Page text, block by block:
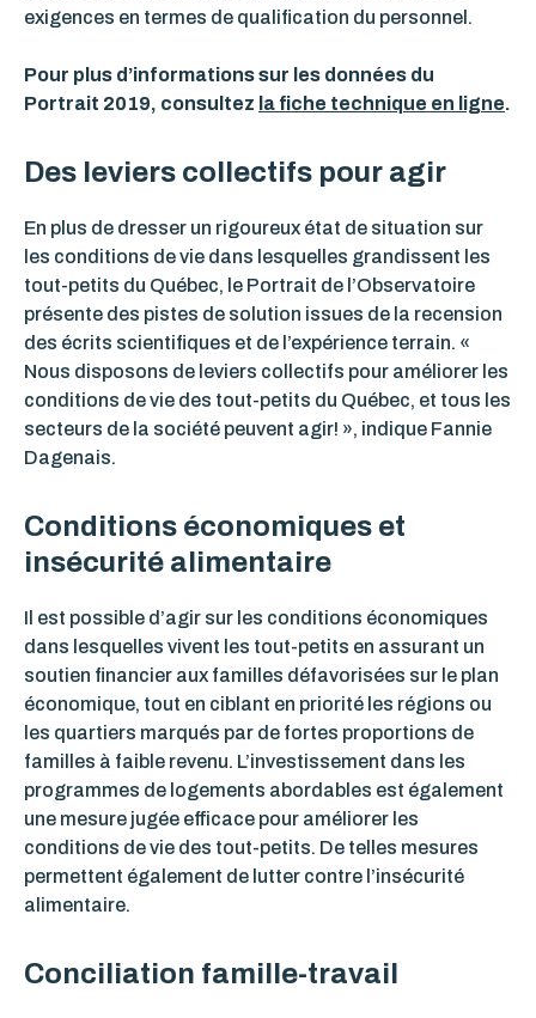
exigences en termes de qualification du personnel.
Pour plus d’informations sur les données du
Portrait 2019, consultez la fiche technique en ligne.
Des leviers collectifs pour agir
En plus de dresser un rigoureux état de situation sur
les conditions de vie dans lesquelles grandissent les
tout-petits du Québec, le Portrait de l’Observatoire
présente des pistes de solution issues de la recension
des écrits scientifiques et de l’expérience terrain. «
Nous disposons de leviers collectifs pour améliorer les
conditions de vie des tout-petits du Québec, et tous les
secteurs de la société peuvent agir! », indique Fannie
Dagenais.
Conditions économiques et
insécurité alimentaire
Il est possible d’agir sur les conditions économiques
dans lesquelles vivent les tout-petits en assurant un
soutien financier aux familles défavorisées sur le plan
économique, tout en ciblant en priorité les régions ou
les quartiers marqués par de fortes proportions de
familles à faible revenu. L’investissement dans les
programmes de logements abordables est également
une mesure jugée efficace pour améliorer les
conditions de vie des tout-petits. De telles mesures
permettent également de lutter contre l’insécurité
alimentaire.
Conciliation famille-travail